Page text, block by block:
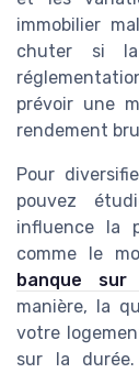
immobilier
chuter si
prévoir une
rendement
Pour
pouvez
influence la
comme le
banque sur
manière, la
votre
sur la